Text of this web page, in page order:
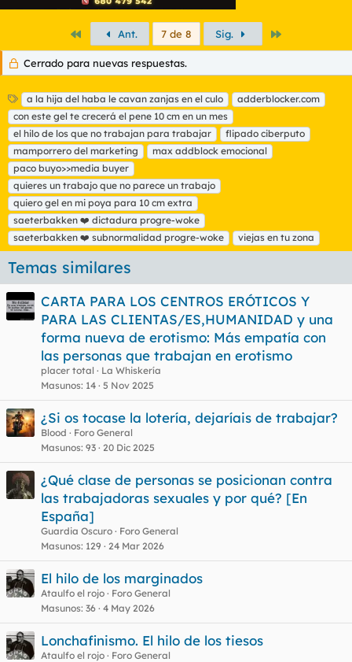
PrimeroAnt. 7 de 8 Sig.
Cerrado para nuevas respuestas.
E
t
i
q
u
e
t
a
s
a la hija del haba le cavan zanjas en el culo
adderblocker.com
con este gel te crecerá el pene 10 cm en un mes
el hilo de los que no trabajan para trabajar
flipado ciberputo
mamporrero del marketing
max addblock emocional
paco buyo>>media buyer
quieres un trabajo que no parece un trabajo
quiero gel en mi poya para 10 cm extra
saeterbakken ❤️ dictadura progre-woke
saeterbakken ❤️ subnormalidad progre-woke
viejas en tu zona
Temas similares
CARTA PARA LOS CENTROS ERÓTICOS Y
PARA LAS CLIENTAS/ES,HUMANIDAD y una
forma nueva de erotismo: Más empatía con
las personas que trabajan en erotismo
placer total
La Whiskería
Masunos 14 5 Nov 2025
¿Si os tocase la lotería, dejaríais de trabajar?
Blood
Foro General
Masunos 93 20 Dic 2025
¿Qué clase de personas se posicionan contra
las trabajadoras sexuales y por qué? [En
España]
Guardia Oscuro
Foro General
Masunos 129 24 Mar 2026
El hilo de los marginados
Ataulfo el rojo
Foro General
Masunos 36 4 May 2026
Lonchafinismo. El hilo de los tiesos
Ataulfo el rojo
Foro General